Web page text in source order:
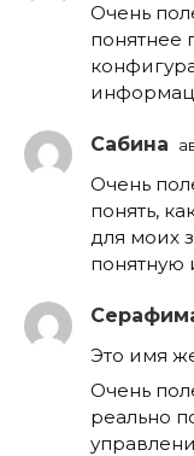
Очень
понятнее
Сабина
Очень
понять,
для моих
Это имя
Очень
реально